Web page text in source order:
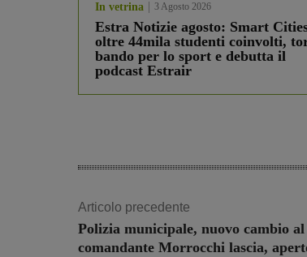
In vetrina 3 Agosto 2026
Estra Notizie agosto: Smart
oltre 44mila studenti coinvolti,
bando per lo sport e debutta il
podcast Estrair
Articolo precedente
Polizia municipale, nuovo cambio
comandante Morrocchi lascia,